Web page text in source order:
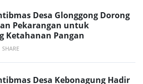
Desa Glonggong Dorong
Pekarangan untuk
Ketahanan Pangan
SHARE
Desa Kebonagung Hadir